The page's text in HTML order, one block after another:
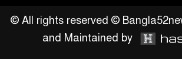
উঠান বৈঠক
© All rights reserved ©
and Maintained by